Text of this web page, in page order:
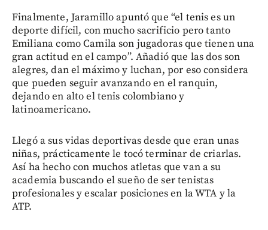
Finalmente, Jaramillo apuntó que “el tenis es un
deporte difícil, con mucho sacrificio pero tanto
Emiliana como Camila son jugadoras que tienen una
gran actitud en el campo”. Añadió que las dos son
alegres, dan el máximo y luchan, por eso considera
que pueden seguir avanzando en el ranquin,
dejando en alto el tenis colombiano y
latinoamericano.
Llegó a sus vidas deportivas desde que eran unas
niñas, prácticamente le tocó terminar de criarlas.
Así ha hecho con muchos atletas que van a su
academia buscando el sueño de ser tenistas
profesionales y escalar posiciones en la WTA y la
ATP.